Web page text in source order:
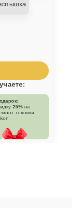
25% на
техники